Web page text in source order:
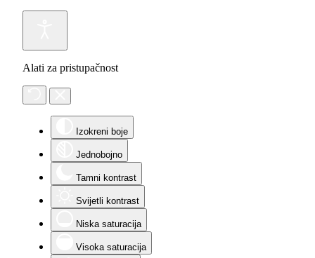
Alati za pristupačnost
Izokreni boje
Jednobojno
Tamni kontrast
Svijetli kontrast
Niska saturacija
Visoka saturacija